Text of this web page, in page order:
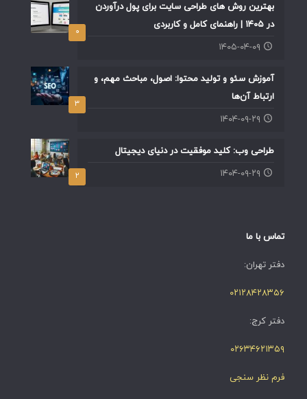
۰
بهترین روش های طراحی سایت برای پول درآوردن
در ۱۴۰۵ | راهنمای کامل و کاربردی
۱۴۰۵-۰۴-۰۹
۳
آموزش سئو و تولید محتوا: اصول، مباحث مهم، و
ارتباط آن‌ها
۱۴۰۴-۰۹-۲۹
۲
طراحی وب: کلید موفقیت در دنیای دیجیتال
۱۴۰۴-۰۹-۲۹
تماس با ما
دفتر تهران:
۰۲۱۲۸۴۲۸۳۵۶
دفتر کرج:
۰۲۶۳۴۶۲۱۳۵۹
فرم نظر سنجی